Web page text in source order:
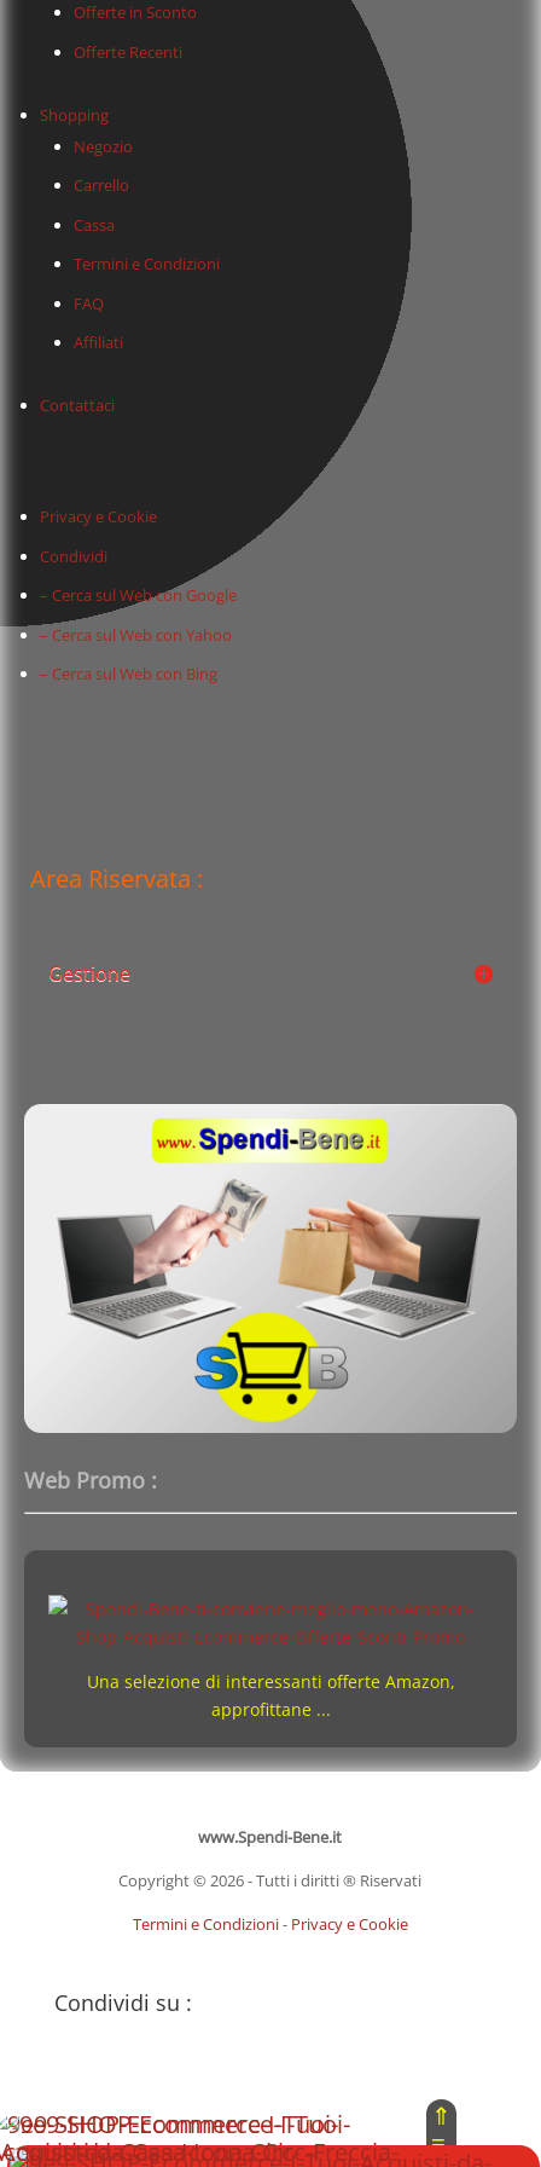
Offerte in Sconto
Offerte Recenti
Shopping
Negozio
Carrello
Cassa
Termini e Condizioni
FAQ
Affiliati
Contattaci
Privacy e Cookie
Condividi
– Cerca sul Web con Google
– Cerca sul Web con Yahoo
– Cerca sul Web con Bing
Area Riservata :
Gestione
Web Promo :
Una selezione di interessanti offerte Amazon,
approfittane ...
www.Spendi-Bene.it
Copyright © 2026 - Tutti i diritti ® Riservati
Termini e Condizioni- Privacy e Cookie
⇑
≡
Condividi su :